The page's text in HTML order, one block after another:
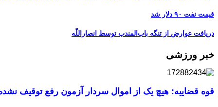
قیمت نفت ۹۰ دلار شد
دریافت عوارض از تنگه باب‌المندب توسط انصاراللّه
خبر ورزشی
قوه قضاییه: هیچ یک از اموال سردار آزمون رفع توقیف